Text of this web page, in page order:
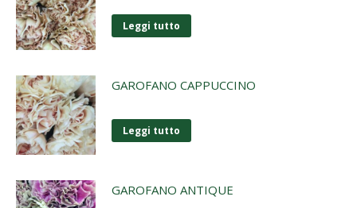
Leggi tutto
GAROFANO CAPPUCCINO
Leggi tutto
GAROFANO ANTIQUE